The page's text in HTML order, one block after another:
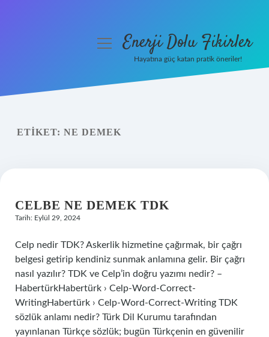
Yasal Uyarı
menüyüEnerji Dolu Fikirler
Hayatına güç katan pratik öneriler!
ETIKET: NE DEMEK
CELBE NE DEMEK TDK
Tarih: Eylül 29, 2024
Celp nedir TDK? Askerlik hizmetine çağırmak, bir çağrı
belgesi getirip kendiniz sunmak anlamına gelir. Bir çağrı
nasıl yazılır? TDK ve Celp’in doğru yazımı nedir? –
HabertürkHabertürk › Celp-Word-Correct-
WritingHabertürk › Celp-Word-Correct-Writing TDK
sözlük anlamı nedir? Türk Dil Kurumu tarafından
yayınlanan Türkçe sözlük; bugün Türkçenin en güvenilir